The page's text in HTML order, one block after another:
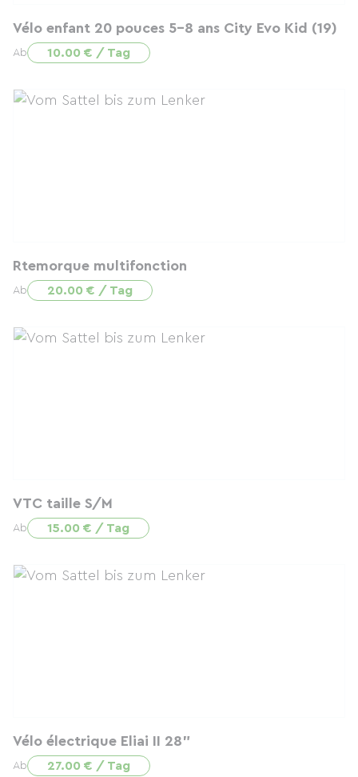
Vélo enfant 20 pouces 5-8 ans City Evo Kid (19)
Ab 10.00 € / Tag
Rtemorque multifonction
Ab 20.00 € / Tag
VTC taille S/M
Ab 15.00 € / Tag
Vélo électrique Eliai II 28"
Ab 27.00 € / Tag